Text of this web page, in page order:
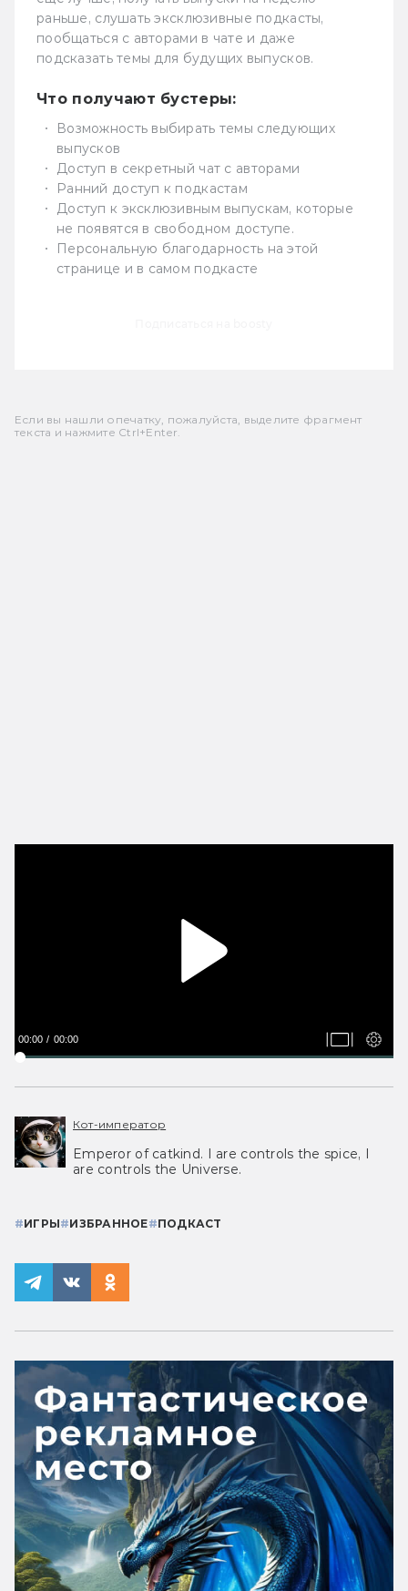
раньше, слушать эксклюзивные подкасты,
пообщаться с авторами в чате и даже
подсказать темы для будущих выпусков.
Что получают бустеры:
Возможность выбирать темы следующих
выпусков
Доступ в секретный чат с авторами
Ранний доступ к подкастам
Доступ к эксклюзивным выпускам, которые
не появятся в свободном доступе.
Персональную благодарность на этой
странице и в самом подкасте
Если вы нашли опечатку, пожалуйста, выделите фрагмент
текста и нажмите Ctrl+Enter.
00:00 00:00
Кот-император
Emperor of catkind. I are controls the spice, I
are controls the Universe.
#ИГРЫ#ИЗБРАННОЕ#ПОДКАСТ